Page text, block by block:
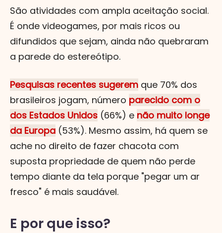
São atividades com ampla aceitação social.
É onde videogames, por mais ricos ou
difundidos que sejam, ainda não quebraram
a parede do estereótipo.
Pesquisas recentes sugerem que 70% dos
brasileiros jogam, número parecido com o
dos Estados Unidos (66%) e não muito longe
da Europa (53%). Mesmo assim, há quem se
ache no direito de fazer chacota com
suposta propriedade de quem não perde
tempo diante da tela porque "pegar um ar
fresco" é mais saudável.
E por que isso?